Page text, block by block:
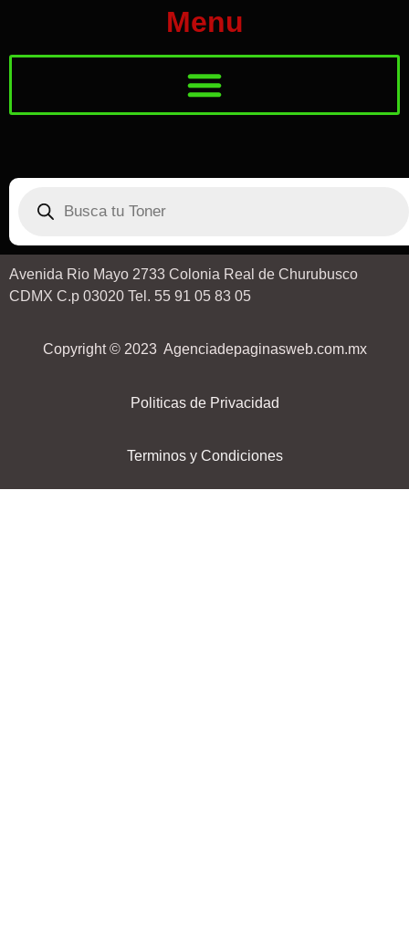
Menu
Avenida Rio Mayo 2733 Colonia Real de Churubusco
CDMX C.p 03020 Tel. 55 91 05 83 05
Copyright © 2023 Agenciadepaginasweb.com.mx
Politicas de Privacidad
Terminos y Condiciones